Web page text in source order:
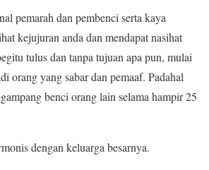
pemarah dan pembenci serta kaya
kejujuran anda dan mendapat nasihat
tulus dan tanpa tujuan apa pun, mulai
orang yang sabar dan pemaaf. Padahal
benci orang lain selama hampir 25
dengan keluarga besarnya.